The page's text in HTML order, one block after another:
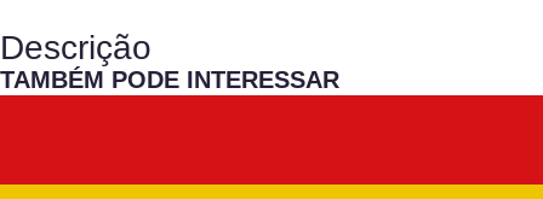
Descrição
TAMBÉM PODE INTERESSAR